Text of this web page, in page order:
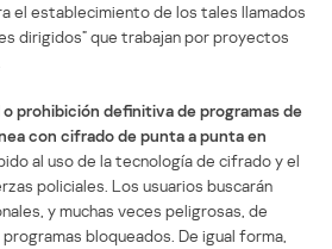
el establecimiento de los tales llamados
dirigidos” que trabajan por proyectos
prohibición definitiva de programas de
con cifrado de punta a punta en
al uso de la tecnología de cifrado y el
policiales. Los usuarios buscarán
y muchas veces peligrosas, de
bloqueados. De igual forma,